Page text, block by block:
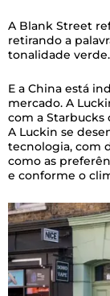
A Blank Street
retirando a
tonalidade verde.
E a China está
mercado. A
com a
A Luckin se
tecnologia, com
como as
e conforme o